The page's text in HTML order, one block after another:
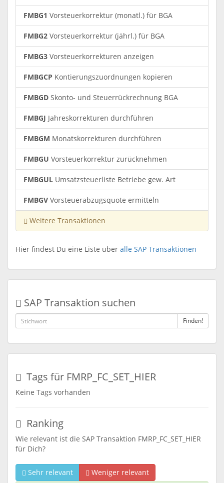
FMBG1 Vorsteuerkorrektur (monatl.) für BGA
FMBG2 Vorsteuerkorrektur (jährl.) für BGA
FMBG3 Vorsteuerkorrekturen anzeigen
FMBGCP Kontierungszuordnungen kopieren
FMBGD Skonto- und Steuerrückrechnung BGA
FMBGJ Jahreskorrekturen durchführen
FMBGM Monatskorrekturen durchführen
FMBGU Vorsteuerkorrektur zurücknehmen
FMBGUL Umsatzsteuerliste Betriebe gew. Art
FMBGV Vorsteuerabzugsquote ermitteln
Weitere Transaktionen
Hier findest Du eine Liste über alle SAP Transaktionen
SAP Transaktion suchen
Finden!
Tags für FMRP_FC_SET_HIER
Keine Tags vorhanden
Ranking
Wie relevant ist die SAP Transaktion FMRP_FC_SET_HIER
für Dich?
Sehr relevant Weniger relevant